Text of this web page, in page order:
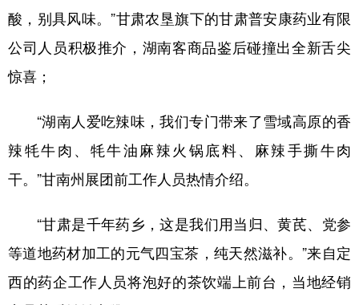
酸，别具风味。”甘肃农垦旗下的甘肃普安康药业有限
公司人员积极推介，湖南客商品鉴后碰撞出全新舌尖
惊喜；
“湖南人爱吃辣味，我们专门带来了雪域高原的香
辣牦牛肉、牦牛油麻辣火锅底料、麻辣手撕牛肉
干。”甘南州展团前工作人员热情介绍。
“甘肃是千年药乡，这是我们用当归、黄芪、党参
等道地药材加工的元气四宝茶，纯天然滋补。”来自定
西的药企工作人员将泡好的茶饮端上前台，当地经销